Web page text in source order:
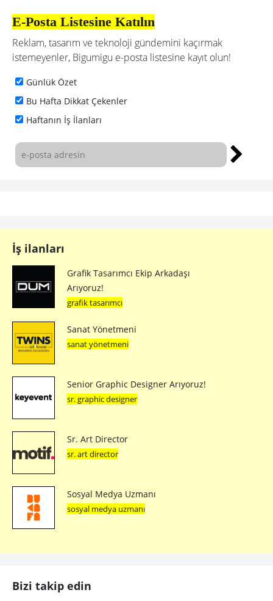
E-Posta Listesine Katılın
Reklam, tasarım ve teknoloji gündemini kaçırmak
istemeyenler, Bigumigu e-posta listesine kayıt olun!
Günlük Özet
Bu Hafta Dikkat Çekenler
Haftanın İş İlanları
İş ilanları
Grafik Tasarımcı Ekip Arkadaşı
Arıyoruz!
grafik tasarımcı
Sanat Yönetmeni
sanat yönetmeni
Senior Graphic Designer Arıyoruz!
sr. graphic designer
Sr. Art Director
sr. art director
Sosyal Medya Uzmanı
sosyal medya uzmanı
Bizi takip edin